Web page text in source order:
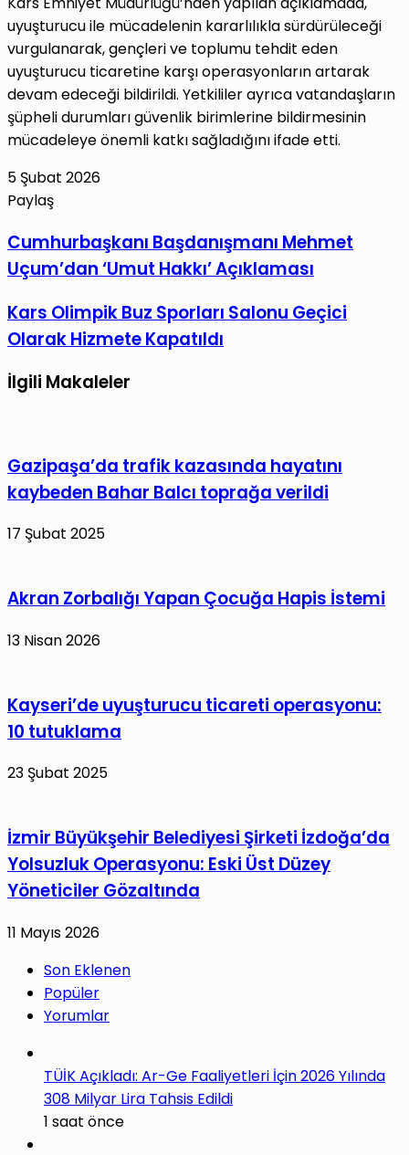
uyuşturucu ile mücadelenin kararlılıkla sürdürüleceği
vurgulanarak, gençleri ve toplumu tehdit eden
uyuşturucu ticaretine karşı operasyonların artarak
devam edeceği bildirildi. Yetkililer ayrıca vatandaşların
şüpheli durumları güvenlik birimlerine bildirmesinin
mücadeleye önemli katkı sağladığını ifade etti.
5 Şubat 2026
Paylaş
Posta
ile
Cumhurbaşkanı
Başdanışmanı
Mehmet
Uçum’dan
‘Umut
Hakkı’
Açıklaması
Cumhurbaşkanı Başdanışmanı Mehmet
Uçum’dan ‘Umut Hakkı’ Açıklaması
Kars
Olimpik
Sporları
Hizmete
Kapatıldı
Kars Olimpik Buz Sporları Salonu Geçici
Olarak Hizmete Kapatıldı
İlgili Makaleler
Gazipaşa’da trafik kazasında hayatını
kaybeden Bahar Balcı toprağa verildi
17 Şubat 2025
Akran Zorbalığı Yapan Çocuğa Hapis İstemi
13 Nisan 2026
Kayseri’de uyuşturucu ticareti operasyonu:
10 tutuklama
23 Şubat 2025
İzmir Büyükşehir Belediyesi Şirketi İzdoğa’da
Yolsuzluk Operasyonu: Eski Üst Düzey
Yöneticiler Gözaltında
11 Mayıs 2026
Son Eklenen
Popüler
Yorumlar
TÜİK Açıkladı: Ar-Ge Faaliyetleri İçin 2026 Yılında
308 Milyar Lira Tahsis Edildi
1 saat önce